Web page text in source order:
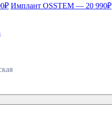
Имплант OSSTEM — 20 990₽